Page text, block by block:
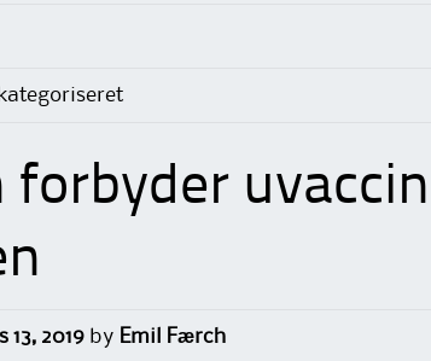
forbyder
13, 2019 by Emil Færch